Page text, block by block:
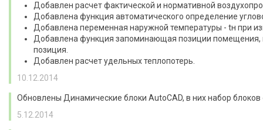
Добавлен расчет фактической и нормативной
Добавлена функция автоматического определение
Добавлена переменная наружной температуры - tн при
Добавлена функция запоминающая позиции помещения,
позиция.
Добавлен расчет удельных теплопотерь.
10.12.2014
Обновлены Динамические блоки AutoCAD, в них набор блоков
5.12.2014